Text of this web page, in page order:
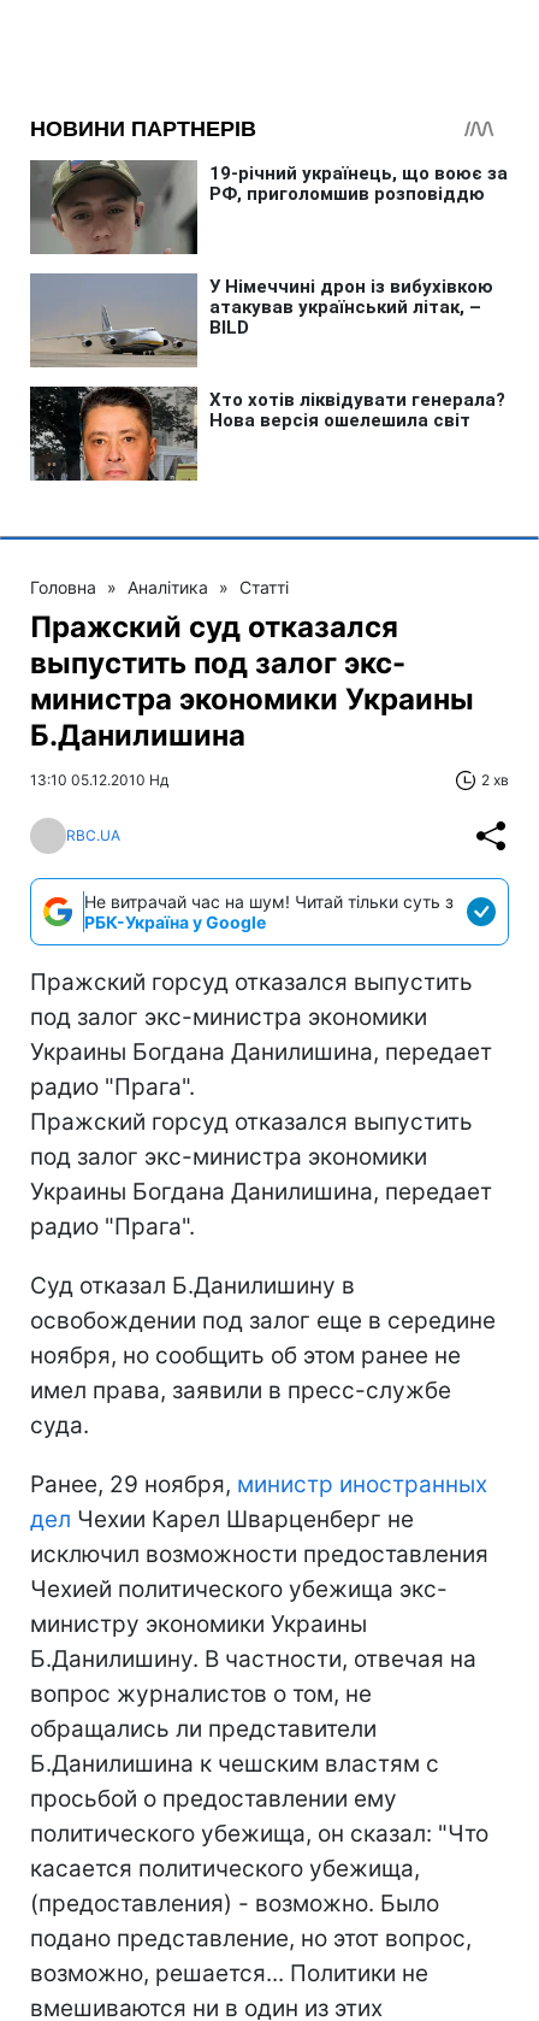
Головна » Аналітика » Статті
Пражский суд отказался
выпустить под залог экс-
министра экономики Украины
Б.Данилишина
13:10 05.12.2010 Нд 2 хв
RBC.UA
Не витрачай час на шум! Читай тільки суть з
РБК-Україна у Google
Пражский горсуд отказался выпустить
под залог экс-министра экономики
Украины Богдана Данилишина, передает
радио "Прага".
Пражский горсуд отказался выпустить
под залог экс-министра экономики
Украины Богдана Данилишина, передает
радио "Прага".
Суд отказал Б.Данилишину в
освобождении под залог еще в середине
ноября, но сообщить об этом ранее не
имел права, заявили в пресс-службе
суда.
Ранее, 29 ноября, министр иностранных
дел Чехии Карел Шварценберг не
исключил возможности предоставления
Чехией политического убежища экс-
министру экономики Украины
Б.Данилишину. В частности, отвечая на
вопрос журналистов о том, не
обращались ли представители
Б.Данилишина к чешским властям с
просьбой о предоставлении ему
политического убежища, он сказал: "Что
касается политического убежища,
(предоставления) - возможно. Было
подано представление, но этот вопрос,
возможно, решается... Политики не
вмешиваются ни в один из этих